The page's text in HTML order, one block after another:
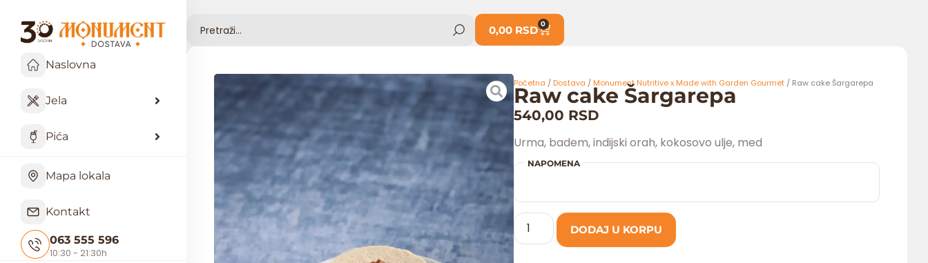
Naslovna
Jela
Pića
Mapa lokala
Kontakt
063 555 596
10:30 - 21:30h
0,00 RSD 0
Početna / Dostava / Monument Nutritive x Made with Garden Gourmet/ Raw cake Šargarepa
Raw cake Šargarepa
540,00 RSD
Urma, badem, indijski orah, kokosovo ulje, med
NAPOMENA
DODAJ U KORPU